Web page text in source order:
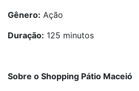
Gênero: Ação
Duração: 125 minutos
Sobre o Shopping Pátio Maceió